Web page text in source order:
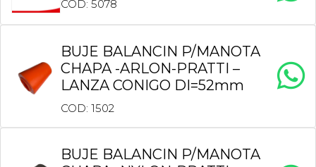
COD: 5078
BUJE BALANCIN P/MANOTA
CHAPA -ARLON-PRATTI –
LANZA CONIGO DI=52mm
COD: 1502
BUJE BALANCIN P/MANOTA